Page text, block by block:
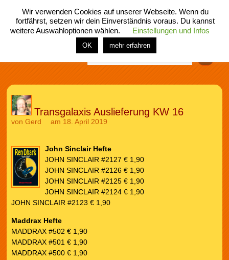
menü
home rubrik buch comic spiel fotos shop
Transgalaxis Auslieferung KW 16
von Gerd am 18. April 2019
John Sinclair Hefte
JOHN SINCLAIR #2127 € 1,90
JOHN SINCLAIR #2126 € 1,90
JOHN SINCLAIR #2125 € 1,90
JOHN SINCLAIR #2124 € 1,90
JOHN SINCLAIR #2123 € 1,90
Maddrax Hefte
MADDRAX #502 € 1,90
MADDRAX #501 € 1,90
MADDRAX #500 € 1,90
Wir verwenden Cookies auf unserer Webseite. Wenn du
fortfährst, setzen wir dein Einverständnis voraus. Du kannst
weitere Auswahloptionen wählen.
Einstellungen und Infos
OK mehr erfahren